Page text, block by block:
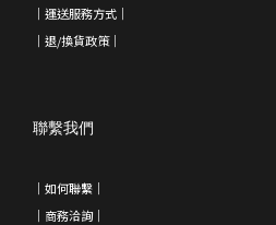
｜運送服務方式｜
｜退/換貨政策｜
聯繫我們
｜如何聯繫｜
｜ 商務洽詢 ｜